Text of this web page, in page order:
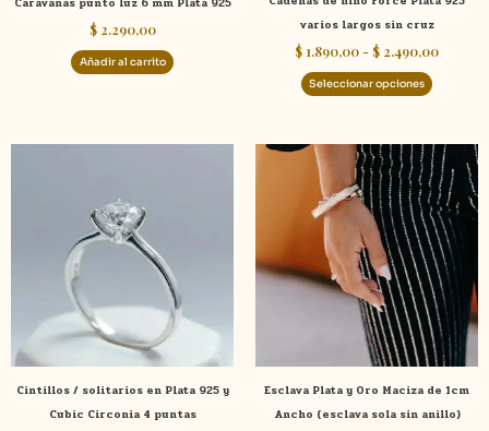
$2.290,00
Añadir al carrito
varios largos sin cruz
$ 1.890,00- $ 2.490,00
Seleccionar opciones
en
la
página
de
Cintillos / solitarios en Plata 925 y
Cubic Circonia 4 puntas
se
elegir
en
la
Esclava Plata y Oro Maciza de 1cm
Ancho (esclava sola sin anillo)
Este
tiene
Las
se
pueden
elegir
en
la